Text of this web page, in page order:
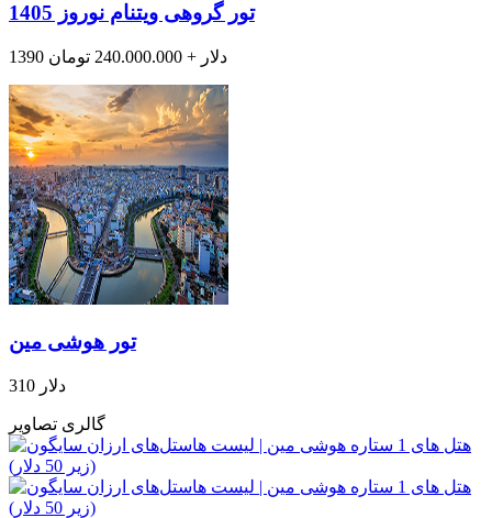
تور گروهی ویتنام نوروز 1405
1390 دلار + 240.000.000 تومان
تور هوشی مین
310 دلار
گالری تصاویر